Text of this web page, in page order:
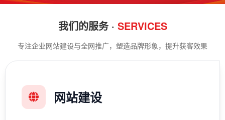
我们的服务 · SERVICES
专注企业网站建设与全网推广，塑造品牌形象，提升获客效果
网站建设